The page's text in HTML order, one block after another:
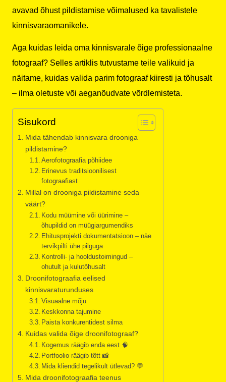
avavad õhust pildistamise võimalused ka tavalistele
kinnisvaraomanikele.
Aga kuidas leida oma kinnisvarale õige professionaalne
fotograaf? Selles artiklis tutvustame teile valikuid ja
näitame, kuidas valida parim fotograaf kiiresti ja tõhusalt
– ilma oletuste või aeganõudvate võrdlemisteta.
Sisukord
Mida tähendab kinnisvara drooniga
pildistamine?
Aerofotograafia põhiidee
Erinevus traditsioonilisest
fotograafiast
Millal on drooniga pildistamine seda
väärt?
Kodu müümine või üürimine –
õhupildid on müügiargumendiks
Ehitusprojekti dokumentatsioon – näe
tervikpilti ühe pilguga
Kontrolli- ja hooldustoimingud –
ohutult ja kulutõhusalt
Droonifotograafia eelised
kinnisvaraturunduses
Visuaalne mõju
Keskkonna tajumine
Paista konkurentidest silma
Kuidas valida õige droonifotograaf?
Kogemus räägib enda eest 🧠
Portfoolio räägib tõtt 📸
Mida kliendid tegelikult ütlevad? 💬
Mida droonifotograafia teenus